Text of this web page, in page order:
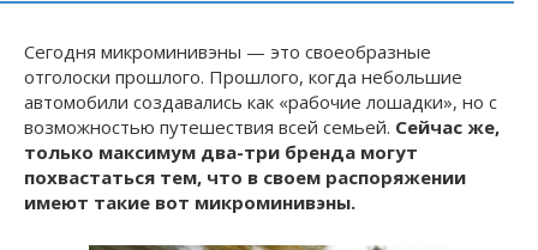
Сегодня микроминивэны — это своеобразные
отголоски прошлого. Прошлого, когда небольшие
автомобили создавались как «рабочие лошадки», но с
возможностью путешествия всей семьей. Сейчас же,
только максимум два-три бренда могут
похвастаться тем, что в своем распоряжении
имеют такие вот микроминивэны.